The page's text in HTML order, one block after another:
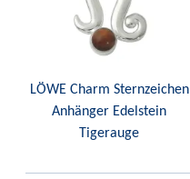
LÖWE Charm Sternzeichen
Anhänger Edelstein
Tigerauge